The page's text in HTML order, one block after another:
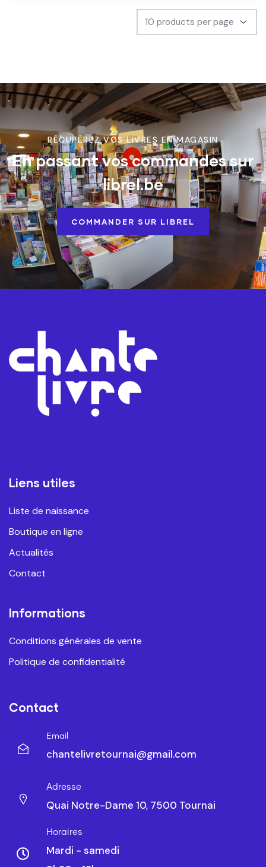
RÉCUPÉREZ VOS LIVRES EN MAGASIN
En passant vos commandes sur
librel.be
COMMANDER SUR LIBREL
Liens utiles
Liste de naissance
Boutique en ligne
Actualités
Contact
Informations
Conditions générales de vente
Politique de confidentialité
Contact
Email
chantelivretournai@gmail.com
Adresse
Quai Notre-Dame 10, 7500 Tournai
Horaires
Mardi - samedi